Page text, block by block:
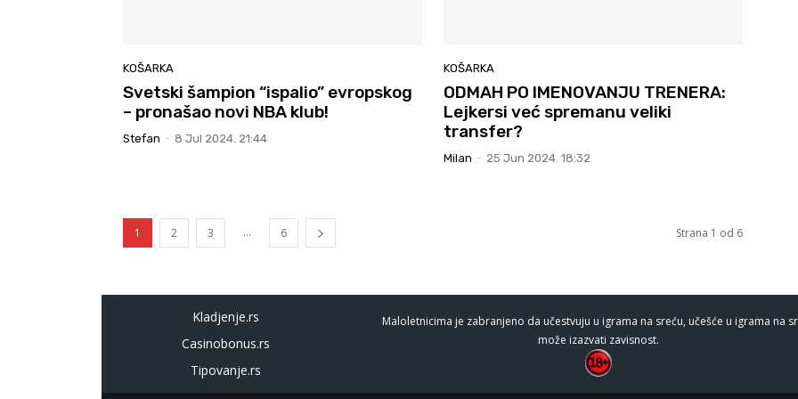
KOŠARKA
Svetski šampion “ispalio” evropskog
– pronašao novi NBA klub!
Stefan - 8 Jul 2024. 21:44
KOŠARKA
ODMAH PO IMENOVANJU TRENERA:
Lejkersi već spremanu veliki
transfer?
Milan - 25 Jun 2024. 18:32
1 2 3 ... 6 Strana 1 od 6
Kladjenje.rs
Casinobonus.rs
Tipovanje.rs
Maloletnicima je zabranjeno da učestvuju u igrama na sreću, učešće u igrama na
može izazvati zavisnost.